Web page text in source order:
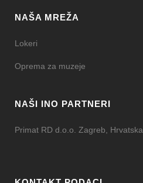
NAŠA MREŽA
Lokeri
Oprema za muzeje
NAŠI INO PARTNERI
Primat RD d.o.o. Zagreb, Hrvatska